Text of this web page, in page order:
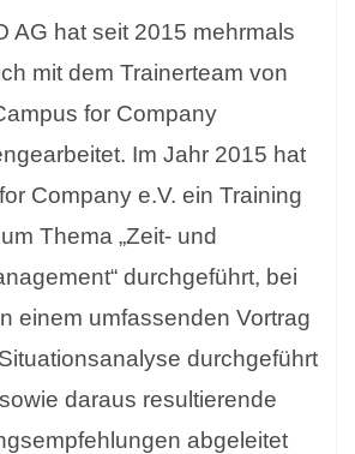
AG hat seit 2015 mehrmals
mit dem Trainerteam von
for Company
Im Jahr 2015 hat
Company e.V. ein Training
Thema „Zeit- und
durchgeführt, bei
einem umfassenden Vortrag
durchgeführt
daraus resultierende
abgeleitet